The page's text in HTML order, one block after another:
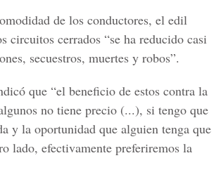
de los conductores, el edil
circuitos cerrados “se ha reducido casi
secuestros, muertes y robos”.
que “el beneficio de estos contra la
no tiene precio (...), si tengo que
y la oportunidad que alguien tenga que
lado, efectivamente preferiremos la